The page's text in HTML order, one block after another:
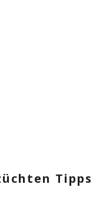
Tipps